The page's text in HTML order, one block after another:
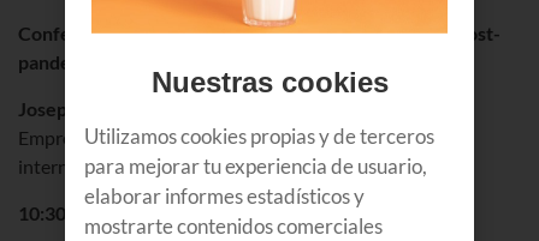
Conferencia: La adaptación de la empresa al mundo post-
pandemia que nos viene
Josep Piqué
Empresario, economista y experto conferenciante
internacional en dirección de empresa
10:30
Nuestras cookies
Utilizamos cookies propias y de terceros
para mejorar tu experiencia de usuario,
elaborar informes estadísticos y
mostrarte contenidos comerciales